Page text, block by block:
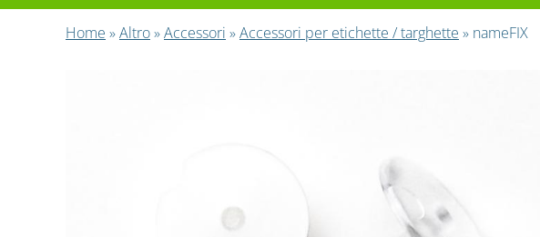
Home »Altro»Accessori »Accessori per etichette / targhette » nameFIX